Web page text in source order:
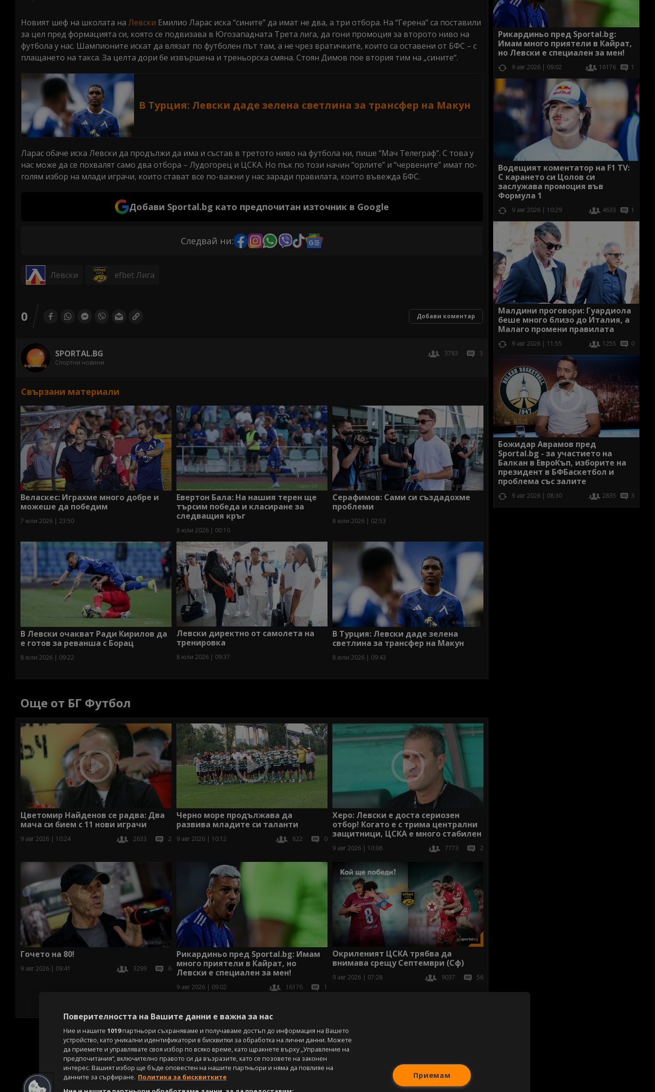
Новият шеф на школата на Левски Емилио Ларас иска “сините” да имат не два, а три отбора. На “Герена” са поставили
за цел пред формацията си, която се подвизава в Югозападната Трета лига, да гони промоция за второто ниво на
футбола у нас. Шампионите искат да влязат по футболен път там, а не чрез вратичките, които са оставени от БФС – с
плащането на такса. За целта дори бе извършена и треньорска смяна. Стоян Димов пое втория тим на „сините“.
В Турция: Левски даде зелена светлина за трансфер на Макун
Ларас обаче иска Левски да продължи да има и състав в третото ниво на футбола ни, пише “Мач Телеграф”. С това у
нас може да се похвалят само два отбора – Лудогорец и ЦСКА. Но пък по този начин “орлите” и “червените” имат по-
голям избор на млади играчи, които стават все по-важни у нас заради правилата, които въвежда БФС.
Добави Sportal.bg като предпочитан източник в Google
Следвай ни:
Левски efbet Лига
0 Добави коментар
SPORTAL.BG
Спортни новини
3783 3
Свързани материали
Веласкес: Играхме много добре и
можеше да победим
7 юли 2026 | 23:50
Евертон Бала: На нашия терен ще
търсим победа и класиране за
следващия кръг
8 юли 2026 | 00:10
Серафимов: Сами си създадохме
проблеми
8 юли 2026 | 02:53
В Левски очакват Ради Кирилов да
е готов за реванша с Борац
8 юли 2026 | 09:22
Левски директно от самолета на
тренировка
8 юли 2026 | 09:37
В Турция: Левски даде зелена
светлина за трансфер на Макун
8 юли 2026 | 09:43
Още от БГ Футбол
Цветомир Найденов се радва: Два
мача си бием с 11 нови играчи
9 авг 2026 | 10:24 2633 2
Черно море продължава да
развива младите си таланти
9 авг 2026 | 10:12 822 0
Херо: Левски е доста сериозен
отбор! Когато е с трима централни
защитници, ЦСКА е много стабилен
9 авг 2026 | 10:06 7773 2
Гочето на 80!
9 авг 2026 | 09:41 3299 6
Рикардиньо пред Sportal.bg: Имам
много приятели в Кайрат, но
Левски е специален за мен!
9 авг 2026 | 09:02 16176 1
Окриленият ЦСКА трябва да
внимава срещу Септември (Сф)
9 авг 2026 | 07:28 9037 56
Рикардиньо пред Sportal.bg:
Имам много приятели в Кайрат,
но Левски е специален за мен!
9 авг 2026 | 09:02 16176 1
Водещият коментатор на F1 TV:
С карането си Цолов си
заслужава промоция във
Формула 1
9 авг 2026 | 10:29 4633 1
Малдини проговори: Гуардиола
беше много близо до Италия, а
Малаго промени правилата
9 авг 2026 | 11:55 1255 0
Божидар Аврамов пред
Sportal.bg - за участието на
Балкан в ЕвроКъп, изборите на
президент в БФБаскетбол и
проблема със залите
9 авг 2026 | 08:30 2835 3
Поверителността на Вашите данни е важна за нас
Ние и нашите 1019партньори съхраняваме и получаваме достъп до информация на Вашето
устройство, като уникални идентификатори в бисквитки за обработка на лични данни. Можете
да приемете и управлявате своя избор по всяко време, като щракнете върху „Управление на
предпочитания“, включително правото си да възразите, като се позовете на законен
интерес. Вашият избор ще бъде оповестен на нашите партньори и няма да повлияе на
данните за сърфиране. Политика за бисквитките
Приемам